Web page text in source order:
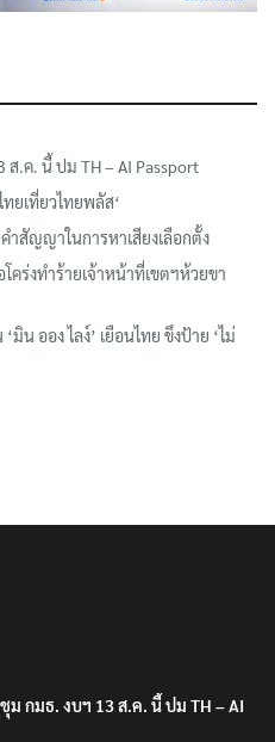
ส.ค. นี้ ปม TH – AI Passport
ทยเที่ยวไทยพลัส‘
ำสัญญาในการหาเสียงเลือกตั้ง
คร่งทำร้ายเจ้าหน้าที่เขตฯห้วยขา
น ออง ไลง์’ เยือนไทย ขึงป้าย ‘ไม่
ม กมธ. งบฯ 13 ส.ค. นี้ ปม TH – AI